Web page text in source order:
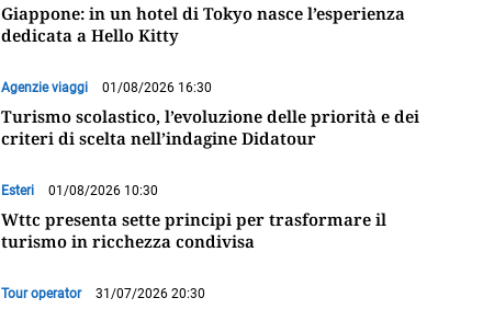
Giappone: in un hotel di Tokyo nasce l’esperienza
dedicata a Hello Kitty
Agenzie viaggi 01/08/2026 16:30
Turismo scolastico, l’evoluzione delle priorità e dei
criteri di scelta nell’indagine Didatour
Esteri 01/08/2026 10:30
Wttc presenta sette principi per trasformare il
turismo in ricchezza condivisa
Tour operator 31/07/2026 20:30